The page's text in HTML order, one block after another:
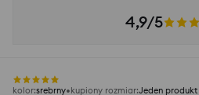
4,9/5
kolor:srebrny kupiony rozmiar:Jeden produkt